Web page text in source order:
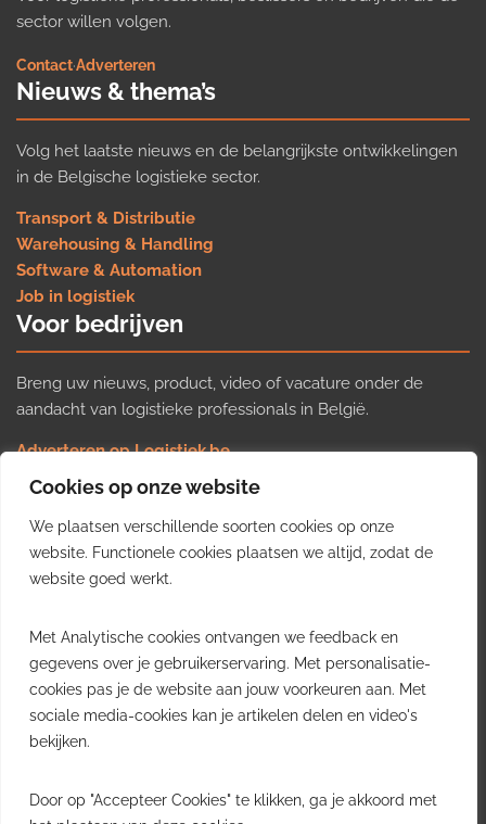
Cookies op onze website
We plaatsen verschillende soorten cookies op onze
website. Functionele cookies plaatsen we altijd, zodat de
website goed werkt.
Met Analytische cookies ontvangen we feedback en
gegevens over je gebruikerservaring. Met personalisatie-
cookies pas je de website aan jouw voorkeuren aan. Met
sociale media-cookies kan je artikelen delen en video's
bekijken.
Door op "Accepteer Cookies" te klikken, ga je akkoord met
sector willen volgen.
Contact·Adverteren
Nieuws & thema’s
Volg het laatste nieuws en de belangrijkste ontwikkelingen
in de Belgische logistieke sector.
Transport & Distributie
Warehousing & Handling
Software & Automation
Job in logistiek
Voor bedrijven
Breng uw nieuws, product, video of vacature onder de
aandacht van logistieke professionals in België.
Adverteren op Logistiek.be
Nieuws insturen
Uw video op Logistiek.TV
Job plaatsen
Gratis wekelijkse update
inzichten uit de Belgische logistieke sector in uw inbox.
Ontvang je gratis
wekelijkse update
Uitschrijven kan altijd.